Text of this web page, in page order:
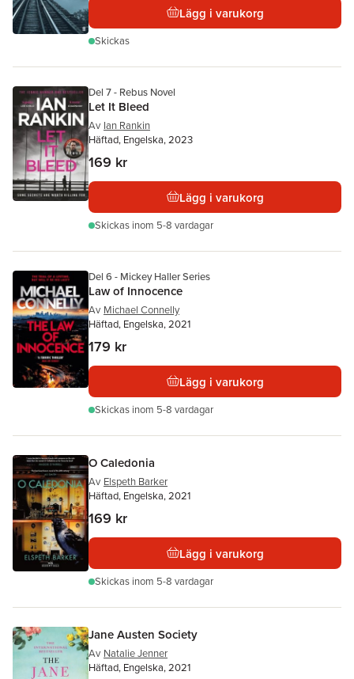
Lägg i varukorg
Skickas
Del 7 - Rebus Novel
Let It Bleed
Av Ian Rankin
Häftad, Engelska, 2023
169 kr
Lägg i varukorg
Skickas inom 5-8 vardagar
Del 6 - Mickey Haller Series
Law of Innocence
Av Michael Connelly
Häftad, Engelska, 2021
179 kr
Lägg i varukorg
Skickas inom 5-8 vardagar
O Caledonia
Av Elspeth Barker
Häftad, Engelska, 2021
169 kr
Lägg i varukorg
Skickas inom 5-8 vardagar
Jane Austen Society
Av Natalie Jenner
Häftad, Engelska, 2021